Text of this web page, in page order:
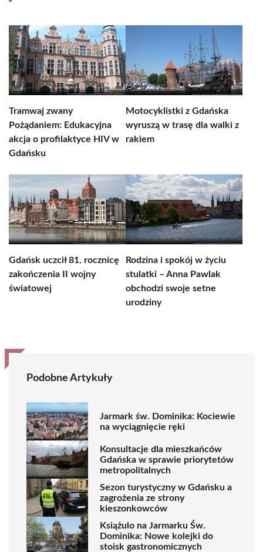
Tramwaj zwany
Pożądaniem: Edukacyjna
akcja o profilaktyce HIV w
Gdańsku
Motocyklistki z Gdańska
wyruszą w trasę dla walki z
rakiem
Gdańsk uczcił 81. rocznicę
zakończenia II wojny
światowej
Rodzina i spokój w życiu
stulatki – Anna Pawlak
obchodzi swoje setne
urodziny
Podobne Artykuły
Jarmark św. Dominika: Kociewie
na wyciągnięcie ręki
Konsultacje dla mieszkańców
Gdańska w sprawie priorytetów
metropolitalnych
Sezon turystyczny w Gdańsku a
zagrożenia ze strony
kieszonkowców
Książulo na Jarmarku Św.
Dominika: Nowe kolejki do
stoisk gastronomicznych